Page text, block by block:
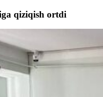
qiziqish ortdi